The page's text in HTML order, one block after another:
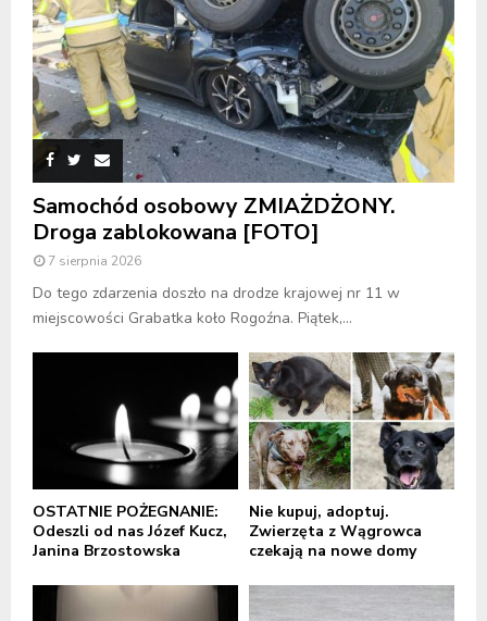
Samochód osobowy ZMIAŻDŻONY.
Droga zablokowana [FOTO]
7 sierpnia 2026
Do tego zdarzenia doszło na drodze krajowej nr 11 w
miejscowości Grabatka koło Rogoźna. Piątek,...
OSTATNIE POŻEGNANIE:
Odeszli od nas Józef Kucz,
Janina Brzostowska
Nie kupuj, adoptuj.
Zwierzęta z Wągrowca
czekają na nowe domy